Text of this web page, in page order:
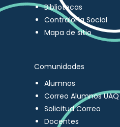
Bibliotecas
Contraloría Social
Mapa de sitio
Comunidades
Alumnos
Correo Alumnos UAQ
Solicitud Correo
Docentes